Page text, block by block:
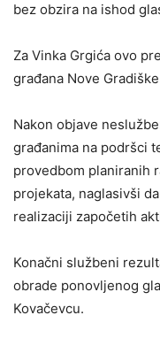
bez obzira na ishod
Za Vinka Grgića ovo
građana Nove
Nakon objave
građanima na podršci
provedbom planiranih
projekata, naglasivši
realizaciji započetih
Konačni službeni
obrade ponovljenog
Kovačevcu.